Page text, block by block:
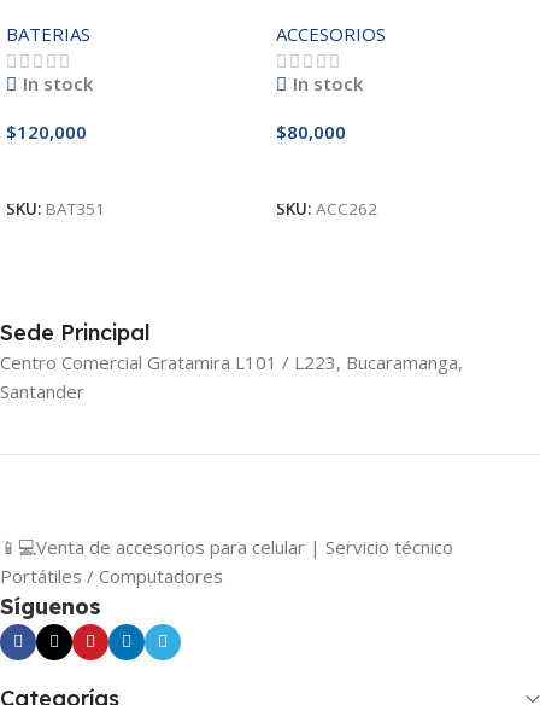
3521/5421/3425 14.8V
BATERIAS
In stock
$120,000
SKU: BAT351
ACCESORIOS
In stock
$80,000
SKU: ACC262
Sede Principal
Centro Comercial Gratamira L101 / L223, Bucaramanga,
Santander
📱💻Venta de accesorios para celular | Servicio técnico
Portátiles / Computadores
Síguenos
Categorías